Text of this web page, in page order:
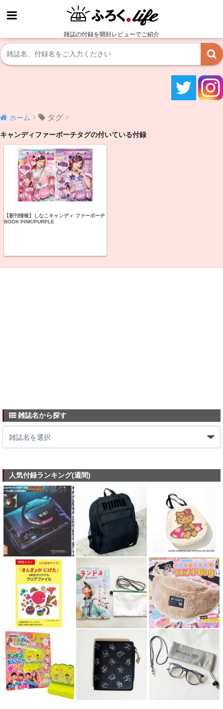
雑誌の付録を開封レビューでご紹介
ホーム タグ
キャンディファーポーチタグの付いている付録
【新刊情報】しなこキャンディ ファーポーチ
BOOK PINK/PURPLE
雑誌名から探す
人気付録ランキング(週間)